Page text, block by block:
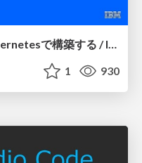
WebアプリケーションをKubernetesで構築する / IBMDojo_k8s
1 930